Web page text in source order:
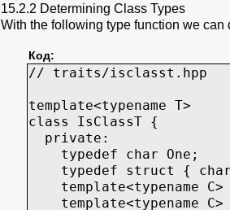
void Foo(Type& T)
{
Foo(T,
}
15.2.2 Determining Class Types
With the following type function we
Код:
// traits/isclasst.hpp
template<typename T>
class IsClassT {
private:
typedef char One;
typedef struct { char
template<typename
template<typename